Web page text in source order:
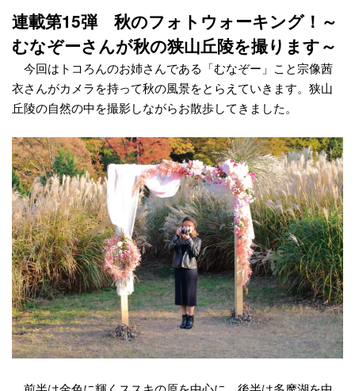
連載第15弾 秋のフォトウォーキング！～
むなぞーさんが秋の狭山丘陵を撮ります～
今回はトコろんのお姉さんである「むなぞー」こと宗像茜
衣さんがカメラを持って秋の風景をとらえていきます。狭山
丘陵の自然の中を撮影しながらお散歩してきました。